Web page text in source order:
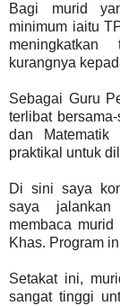
Bagi murid
minimum iaitu
kurangnya
Sebagai Guru
terlibat
dan Matematik
praktikal untuk
Di sini saya
saya jalankan
membaca
Khas. Program
Setakat ini,
sangat tinggi